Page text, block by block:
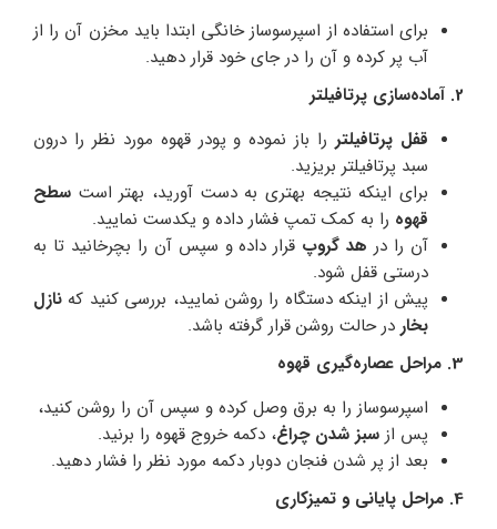
برای استفاده از اسپرسوساز خانگی ابتدا باید مخزن آن را از
آب پر کرده و آن را در جای خود قرار دهید.
2. آماده‌سازی پرتافیلتر
قفل پرتافیلتررا باز نموده و پودر قهوه مورد نظر را درون
سبد پرتافیلتر بریزید.
برای اینکه نتیجه بهتری به دست آورید، بهتر است سطح
قهوه را به کمک تمپ فشار داده و یکدست نمایید.
آن را در هد گروپ قرار داده و سپس آن را بچرخانید تا به
درستی قفل شود.
پیش از اینکه دستگاه را روشن نمایید، بررسی کنید که نازل
بخار در حالت روشن قرار گرفته باشد.
3. مراحل عصاره‌گیری قهوه
اسپرسوساز را به برق وصل کرده و سپس آن را روشن کنید،
پس از سبز شدن چراغ، دکمه خروج قهوه را برنید.
بعد از پر شدن فنجان دوبار دکمه مورد نظر را فشار دهید.
4. مراحل پایانی و تمیزکاری